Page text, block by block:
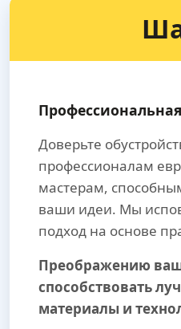
Доверьте
профессионалам
мастерам,
ваши идеи. Мы
подход на основе
Преображению
способствовать
материалы и